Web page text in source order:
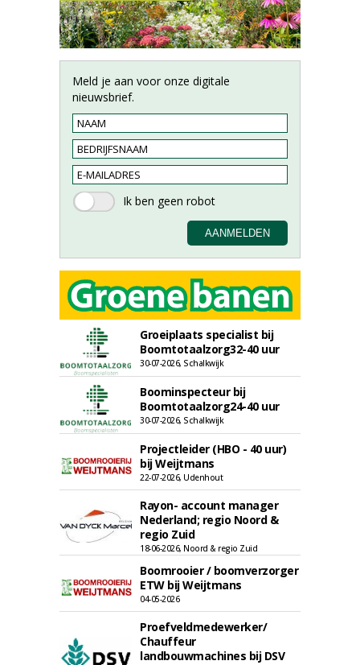
Meld je aan voor onze digitale
nieuwsbrief.
Groeiplaats specialist bij
Boomtotaalzorg32-40 uur
30-07-2026, Schalkwijk
Boominspecteur bij
Boomtotaalzorg24-40 uur
30-07-2026, Schalkwijk
Projectleider (HBO - 40 uur)
bij Weijtmans
22-07-2026, Udenhout
Rayon- account manager
Nederland; regio Noord &
regio Zuid
18-06-2026, Noord & regio Zuid
Boomrooier / boomverzorger
ETW bij Weijtmans
04-05-2026
Proefveldmedewerker/
Chauffeur
landbouwmachines bij DSV